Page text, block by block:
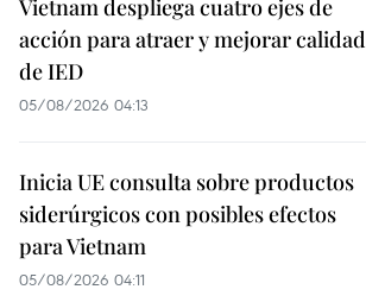
Vietnam despliega cuatro ejes de
acción para atraer y mejorar calidad
de IED
05/08/2026 04:13
Inicia UE consulta sobre productos
siderúrgicos con posibles efectos
para Vietnam
05/08/2026 04:11